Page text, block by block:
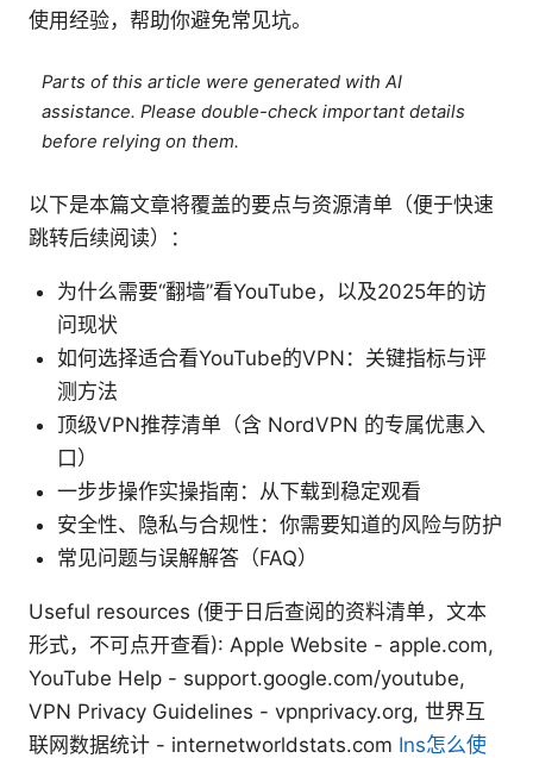
使用经验，帮助你避免常见坑。
Parts of this article were generated with AI
assistance. Please double-check important details
before relying on them.
以下是本篇文章将覆盖的要点与资源清单（便于快速
跳转后续阅读）：
为什么需要“翻墙”看YouTube，以及2025年的访
问现状
如何选择适合看YouTube的VPN：关键指标与评
测方法
顶级VPN推荐清单（含 NordVPN 的专属优惠入
口）
一步步操作实操指南：从下载到稳定观看
安全性、隐私与合规性：你需要知道的风险与防护
常见问题与误解解答（FAQ）
Useful resources (便于日后查阅的资料清单，文本
形式，不可点开查看): Apple Website - apple.com,
YouTube Help - support.google.com/youtube,
VPN Privacy Guidelines - vpnprivacy.org, 世界互
联网数据统计 - internetworldstats.com Ins怎么使